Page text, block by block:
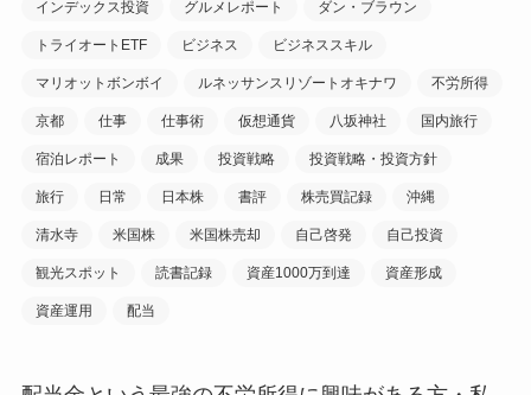
インデックス投資 グルメレポート ダン・ブラウン
トライオートETF ビジネス ビジネススキル
マリオットボンボイ ルネッサンスリゾートオキナワ 不労所得
京都 仕事 仕事術 仮想通貨 八坂神社 国内旅行
宿泊レポート 成果 投資戦略 投資戦略・投資方針
旅行 日常 日本株 書評 株売買記録 沖縄
清水寺 米国株 米国株売却 自己啓発 自己投資
観光スポット 読書記録 資産1000万到達 資産形成
資産運用 配当